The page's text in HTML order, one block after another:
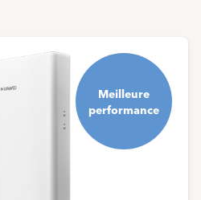
Meilleure
performance